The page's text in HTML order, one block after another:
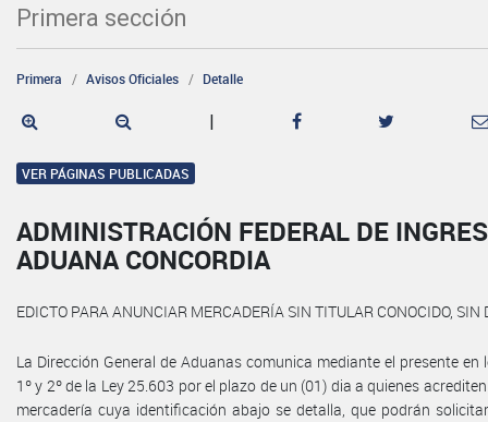
Primera sección
Primera Avisos Oficiales Detalle
|
VER PÁGINAS PUBLICADAS
ADMINISTRACIÓN FEDERAL DE
ADUANA CONCORDIA
EDICTO PARA ANUNCIAR MERCADERÍA SIN TITULAR CONOCIDO, SIN
La Dirección General de Aduanas comunica mediante el presente
1º y 2º de la Ley 25.603 por el plazo de un (01) dia a quienes
mercadería cuya identificación abajo se detalla, que podrán